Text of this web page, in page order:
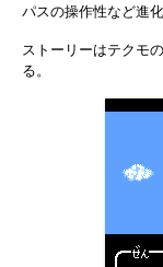
パスの操作性など進
ストーリーはテクモ
る。